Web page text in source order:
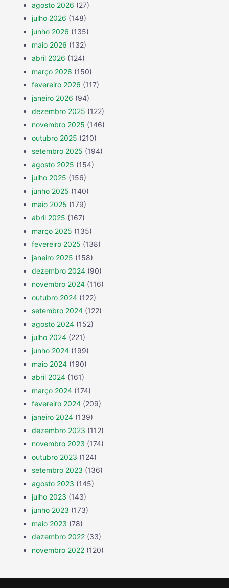
agosto 2026 (27)
julho 2026 (148)
junho 2026 (135)
maio 2026 (132)
abril 2026 (124)
março 2026 (150)
fevereiro 2026 (117)
janeiro 2026 (94)
dezembro 2025 (122)
novembro 2025 (146)
outubro 2025 (210)
setembro 2025 (194)
agosto 2025 (154)
julho 2025 (156)
junho 2025 (140)
maio 2025 (179)
abril 2025 (167)
março 2025 (135)
fevereiro 2025 (138)
janeiro 2025 (158)
dezembro 2024 (90)
novembro 2024 (116)
outubro 2024 (122)
setembro 2024 (122)
agosto 2024 (152)
julho 2024 (221)
junho 2024 (199)
maio 2024 (190)
abril 2024 (161)
março 2024 (174)
fevereiro 2024 (209)
janeiro 2024 (139)
dezembro 2023 (112)
novembro 2023 (174)
outubro 2023 (124)
setembro 2023 (136)
agosto 2023 (145)
julho 2023 (143)
junho 2023 (173)
maio 2023 (78)
dezembro 2022 (33)
novembro 2022 (120)